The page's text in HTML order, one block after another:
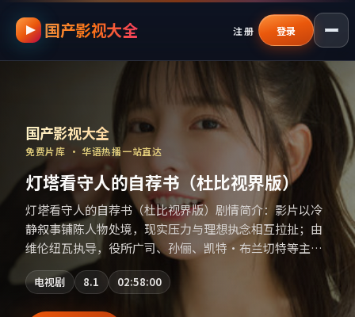
跳过导航，进入正文
国产影视大全 注册 登录
国产影视资源大全免费 ｜ 国产影视大全 —
国产影视大全
免费片库 · 华语热播一站直达
灯塔看守人的自荐书（杜比视界版）
灯塔看守人的自荐书（杜比视界版）剧情简介：影片以冷
静叙事铺陈人物处境，现实压力与理想执念相互拉扯；由
维伦纽瓦执导，役所广司、孙俪、凯特·布兰切特等主
演，英国出品，历史类型，2022年上映 / 2022年8月10日
于英国地区院线首映，网络平台同步更新片源。影片信息
含剧情简介与主创阵容，便于检索与比对。（国产影视资
电视剧 8.1 02:58:00